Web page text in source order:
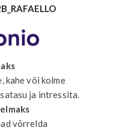
kahe või kolme
ja intressita.
võrrelda